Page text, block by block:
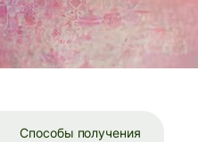
Способы получения